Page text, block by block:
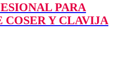
PARA
COSER Y CLAVIJA